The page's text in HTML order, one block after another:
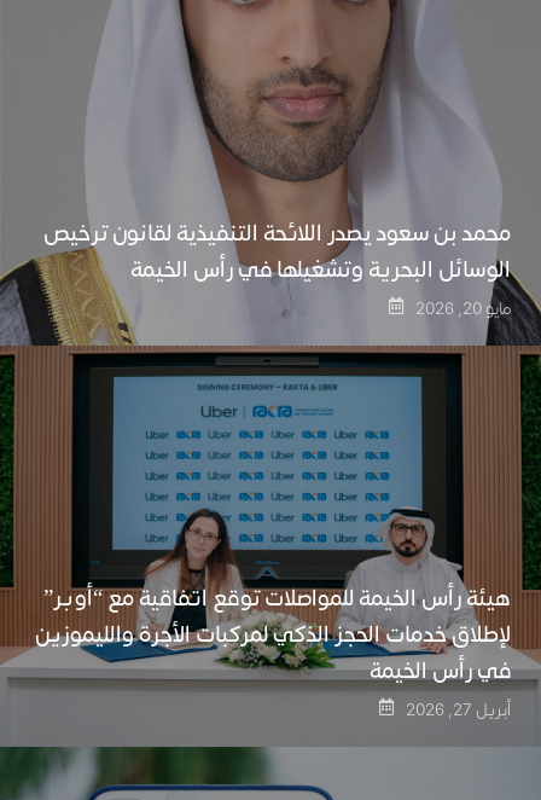
محمد بن سعود يصدر اللائحة التنفيذية لقانون ترخيص
الوسائل البحرية وتشغيلها في رأس الخيمة
مايو 20, 2026
هيئة رأس الخيمة للمواصلات توقع اتفاقية مع “أوبر”
لإطلاق خدمات الحجز الذكي لمركبات الأجرة والليموزين
في رأس الخيمة
أبريل 27, 2026